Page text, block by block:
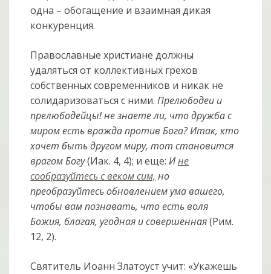
одна – обогащение и взаимная дикая
конкуренция.
Православные христиане должны
удаляться от коллективных грехов
собственных современников и никак не
солидаризоваться с ними.Прелюбодеи и
прелюбодейцы! не знаете ли, что дружба с
миром есть вражда против Бога? Итак, кто
хочет быть другом миру, тот становится
врагом Богу(Иак. 4, 4); и еще:Ине
сообразуйтесь с веком сим, но
преобразуйтесь обновлением ума вашего,
чтобы вам познавать, что есть воля
Божия, благая, угодная и совершенная(Рим.
12, 2).
Святитель Иоанн Златоуст учит: «Укажешь